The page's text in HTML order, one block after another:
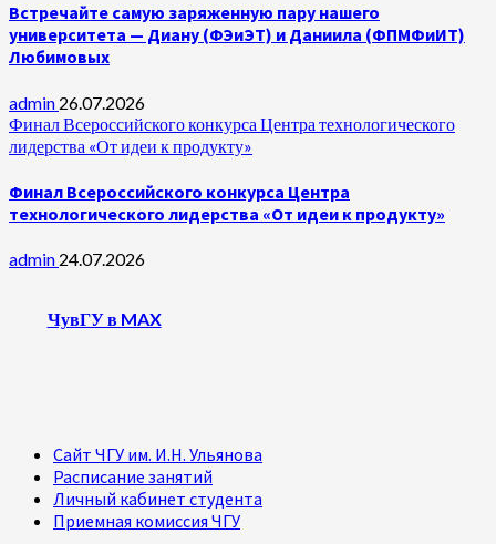
Встречайте самую заряженную пару нашего
университета — Диану (ФЭиЭТ) и Даниила (ФПМФиИТ)
Любимовых
admin 26.07.2026
Финал Всероссийского конкурса Центра технологического
лидерства «От идеи к продукту»
Финал Всероссийского конкурса Центра
технологического лидерства «От идеи к продукту»
admin 24.07.2026
ЧувГУ в MAX
Сайт ЧГУ им. И.Н. Ульянова
Расписание занятий
Личный кабинет студента
Приемная комиссия ЧГУ